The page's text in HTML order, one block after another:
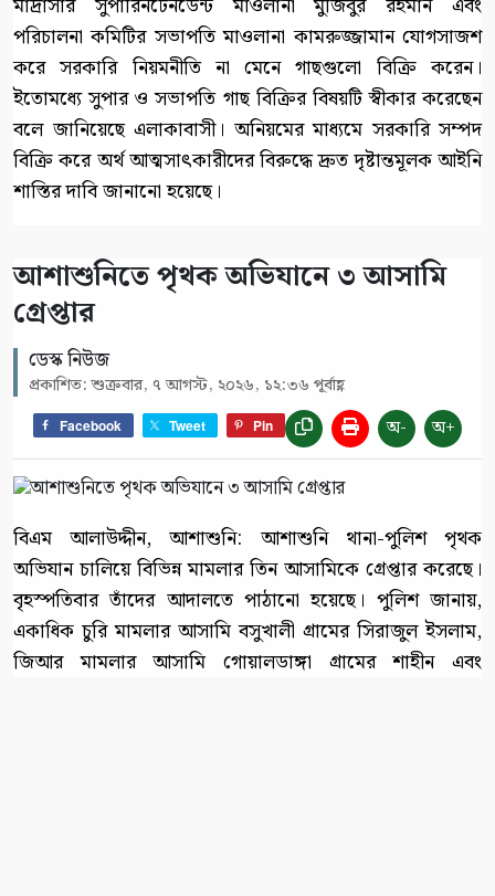
পরিচালনা কমিটির সভাপতি মাওলানা কামরুজ্জামান যোগসাজশ
করে সরকারি নিয়মনীতি না মেনে গাছগুলো বিক্রি করেন।
ইতোমধ্যে সুপার ও সভাপতি গাছ বিক্রির বিষয়টি স্বীকার করেছেন
বলে জানিয়েছে এলাকাবাসী। অনিয়মের মাধ্যমে সরকারি সম্পদ
বিক্রি করে অর্থ আত্মসাৎকারীদের বিরুদ্ধে দ্রুত দৃষ্টান্তমূলক আইনি
শাস্তির দাবি জানানো হয়েছে।
আশাশুনিতে পৃথক অভিযানে ৩ আসামি
গ্রেপ্তার
ডেস্ক নিউজ
প্রকাশিত: শুক্রবার, ৭ আগস্ট, ২০২৬, ১২:৩৬ পূর্বাহ্ণ
Facebook Tweet Pin অ- অ+
বিএম আলাউদ্দীন, আশাশুনি: আশাশুনি থানা-পুলিশ পৃথক
অভিযান চালিয়ে বিভিন্ন মামলার তিন আসামিকে গ্রেপ্তার করেছে।
বৃহস্পতিবার তাঁদের আদালতে পাঠানো হয়েছে। পুলিশ জানায়,
একাধিক চুরি মামলার আসামি বসুখালী গ্রামের সিরাজুল ইসলাম,
জিআর মামলার আসামি গোয়ালডাঙ্গা গ্রামের শাহীন এবং